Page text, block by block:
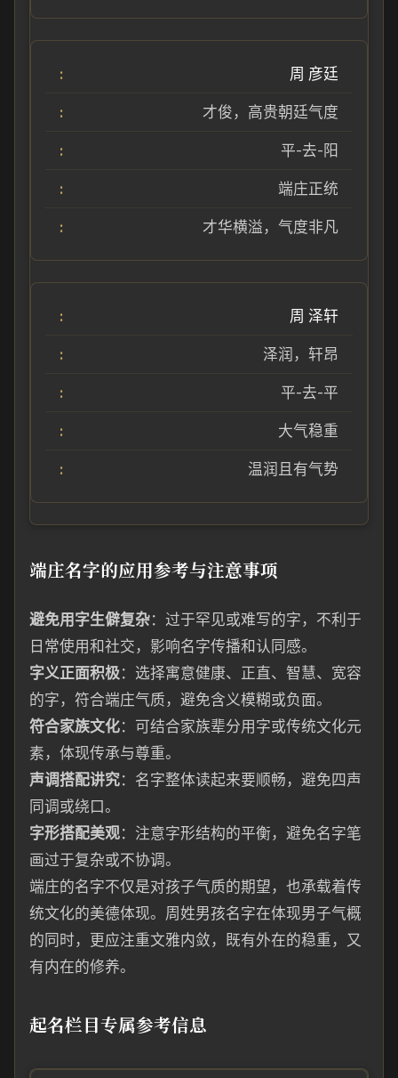
周 彦廷
才俊，高贵朝廷气度
平-去-阳
端庄正统
才华横溢，气度非凡
周 泽轩
泽润，轩昂
平-去-平
大气稳重
温润且有气势
端庄名字的应用参考与注意事项
避免用字生僻复杂：过于罕见或难写的字，不利于
日常使用和社交，影响名字传播和认同感。
字义正面积极：选择寓意健康、正直、智慧、宽容
的字，符合端庄气质，避免含义模糊或负面。
符合家族文化：可结合家族辈分用字或传统文化元
素，体现传承与尊重。
声调搭配讲究：名字整体读起来要顺畅，避免四声
同调或绕口。
字形搭配美观：注意字形结构的平衡，避免名字笔
画过于复杂或不协调。
端庄的名字不仅是对孩子气质的期望，也承载着传
统文化的美德体现。周姓男孩名字在体现男子气概
的同时，更应注重文雅内敛，既有外在的稳重，又
有内在的修养。
起名栏目专属参考信息